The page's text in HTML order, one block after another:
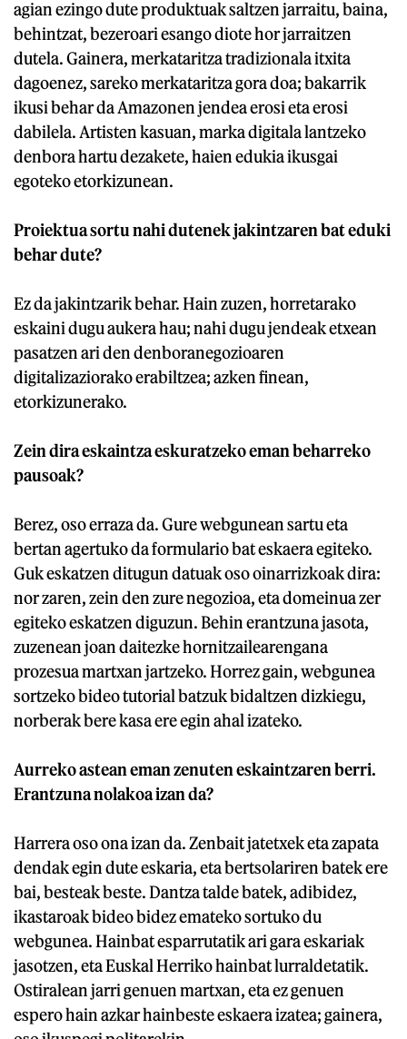
agian ezingo dute produktuak saltzen jarraitu, baina,
behintzat, bezeroari esango diote hor jarraitzen
dutela. Gainera, merkataritza tradizionala itxita
dagoenez, sareko merkataritza gora doa; bakarrik
ikusi behar da Amazonen jendea erosi eta erosi
dabilela. Artisten kasuan, marka digitala lantzeko
denbora hartu dezakete, haien edukia ikusgai
egoteko etorkizunean.
Proiektua sortu nahi dutenek jakintzaren bat eduki
behar dute?
Ez da jakintzarik behar. Hain zuzen, horretarako
eskaini dugu aukera hau; nahi dugu jendeak etxean
pasatzen ari den denboranegozioaren
digitalizaziorako erabiltzea; azken finean,
etorkizunerako.
Zein dira eskaintza eskuratzeko eman beharreko
pausoak?
Berez, oso erraza da. Gure webgunean sartu eta
bertan agertuko da formulario bat eskaera egiteko.
Guk eskatzen ditugun datuak oso oinarrizkoak dira:
nor zaren, zein den zure negozioa, eta domeinua zer
egiteko eskatzen diguzun. Behin erantzuna jasota,
zuzenean joan daitezke hornitzailearengana
prozesua martxan jartzeko. Horrez gain, webgunea
sortzeko bideo tutorial batzuk bidaltzen dizkiegu,
norberak bere kasa ere egin ahal izateko.
Aurreko astean eman zenuten eskaintzaren berri.
Erantzuna nolakoa izan da?
Harrera oso ona izan da. Zenbait jatetxek eta zapata
dendak egin dute eskaria, eta bertsolariren batek ere
bai, besteak beste. Dantza talde batek, adibidez,
ikastaroak bideo bidez emateko sortuko du
webgunea. Hainbat esparrutatik ari gara eskariak
jasotzen, eta Euskal Herriko hainbat lurraldetatik.
Ostiralean jarri genuen martxan, eta ez genuen
espero hain azkar hainbeste eskaera izatea; gainera,